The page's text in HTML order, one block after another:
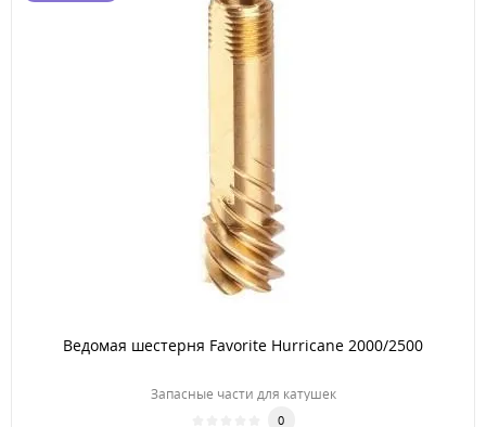
Ведомая шестерня Favorite Hurricane 2000/2500
Запасные части для катушек
0